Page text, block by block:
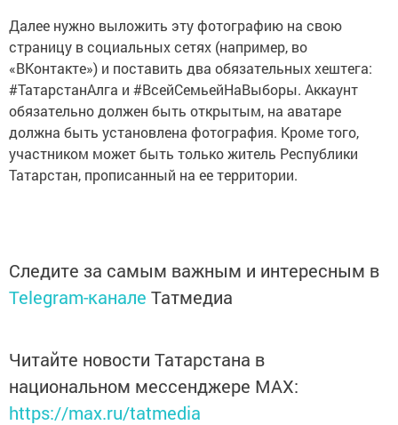
Далее нужно выложить эту фотографию на свою
страницу в социальных сетях (например, во
«ВКонтакте») и поставить два обязательных хештега:
#ТатарстанАлга и #ВсейСемьейНаВыборы. Аккаунт
обязательно должен быть открытым, на аватаре
должна быть установлена фотография. Кроме того,
участником может быть только житель Республики
Татарстан, прописанный на ее территории.
Следите за самым важным и интересным в
Telegram-канале Татмедиа
Читайте новости Татарстана в
национальном мессенджере MАХ:
https://max.ru/tatmedia